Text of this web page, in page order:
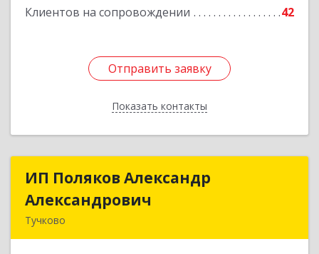
Клиентов на сопровождении 42
Отправить заявку
Показать контакты
Отправить заявку
Назад
ИП Поляков Александр
Александрович
Тучково
ИП Поляков Александр